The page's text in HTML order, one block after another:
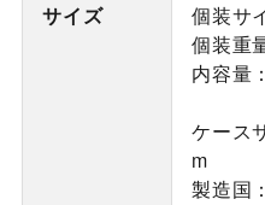
サイズ
個装サ
個装重
内容量
ケース
m
製造国